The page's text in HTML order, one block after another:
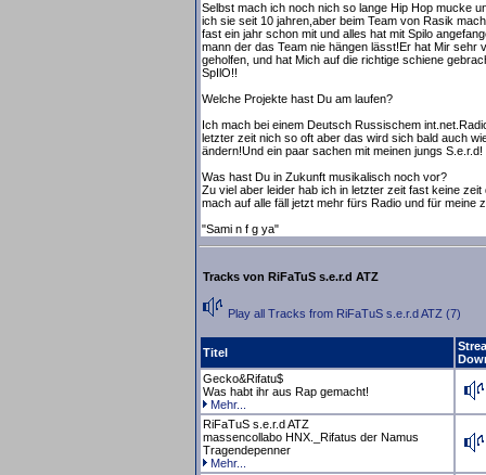
Selbst mach ich noch nich so lange Hip Hop mucke
ich sie seit 10 jahren,aber beim Team von Rasik
fast ein jahr schon mit und alles hat mit Spilo
mann der das Team nie hängen lässt!Er hat Mir sehr
geholfen, und hat Mich auf die richtige schiene
SpIlO!!
Welche Projekte hast Du am laufen?
Ich mach bei einem Deutsch Russischem
letzter zeit nich so oft aber das wird sich bald auch
ändern!Und ein paar sachen mit meinen jungs S.e.r.d!
Was hast Du in Zukunft musikalisch noch vor?
Zu viel aber leider hab ich in letzter zeit fast keine zeit
mach auf alle fäll jetzt mehr fürs Radio und für meine
"Sami n f g ya"
Tracks von RiFaTuS s.e.r.d ATZ
Play all Tracks from RiFaTuS s.e.r.d ATZ (7)
Titel
Gecko&Rifatu$
Was habt ihr aus Rap gemacht!
Mehr...
RiFaTuS s.e.r.d ATZ
massencollabo HNX._Rifatus der Namus
Tragendepenner
Mehr...